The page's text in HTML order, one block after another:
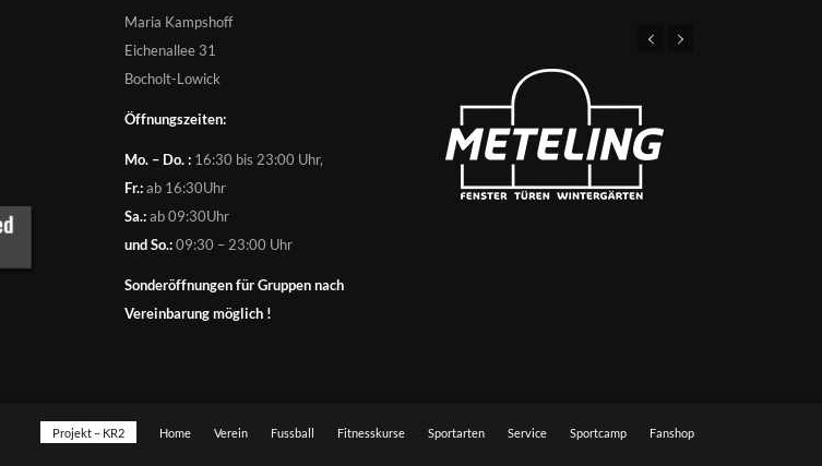
Maria Kampshoff
Eichenallee 31
Bocholt-Lowick
Öffnungszeiten:
Mo. – Do. : 16:30 bis 23:00 Uhr,
Fr.:ab 16:30Uhr
Sa.:ab 09:30Uhr
und So.:09:30 – 23:00 Uhr
Sonderöffnungen für Gruppen nach
Vereinbarung möglich !
Projekt – KR2 Home Verein Fussball Fitnesskurse Sportarten Service Sportcamp Fanshop